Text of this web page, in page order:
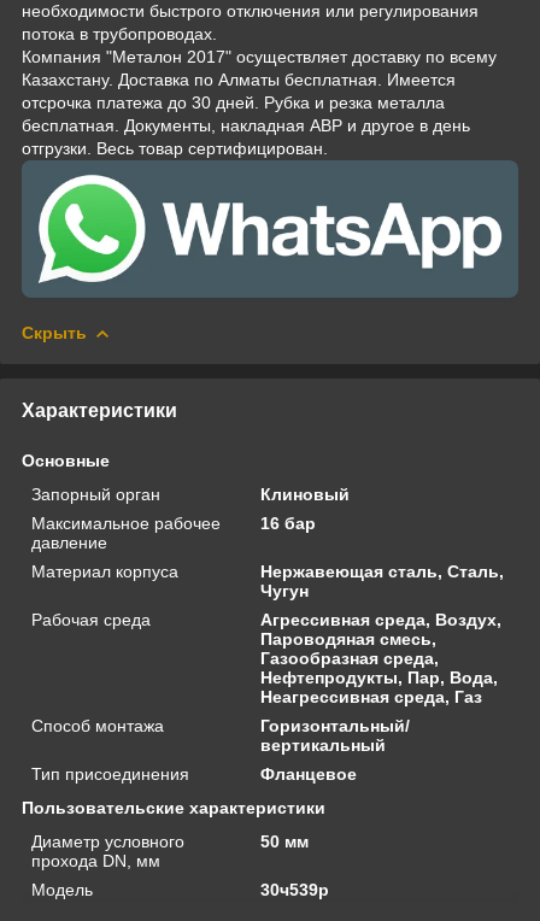
необходимости быстрого отключения или регулирования
потока в трубопроводах.
Компания "Металон 2017" осуществляет доставку по всему
Казахстану. Доставка по Алматы бесплатная. Имеется
отсрочка платежа до 30 дней. Рубка и резка металла
бесплатная. Документы, накладная АВР и другое в день
отгрузки. Весь товар сертифицирован.
Скрыть
Характеристики
Основные
Запорный орган
Клиновый
Максимальное рабочее
давление
16 бар
Материал корпуса
Нержавеющая сталь, Сталь,
Чугун
Рабочая среда
Агрессивная среда, Воздух,
Пароводяная смесь,
Газообразная среда,
Нефтепродукты, Пар, Вода,
Неагрессивная среда, Газ
Способ монтажа
Горизонтальный/
вертикальный
Тип присоединения
Фланцевое
Пользовательские характеристики
Диаметр условного
прохода DN, мм
50 мм
Модель 30ч539р